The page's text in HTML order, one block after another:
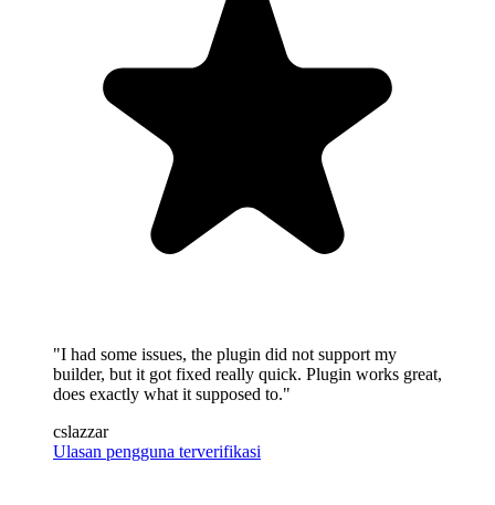
"I had some issues, the plugin did not support my
builder, but it got fixed really quick. Plugin works great,
does exactly what it supposed to."
cslazzar
Ulasan pengguna terverifikasi